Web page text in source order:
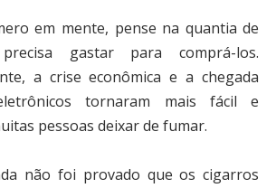
em mente, pense na quantia de
gastar para comprá-los.
a crise econômica e a chegada
tornaram mais fácil e
pessoas deixar de fumar.
não foi provado que os cigarros